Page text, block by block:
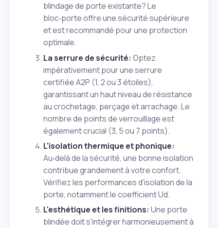
blindage de porte existante? Le
bloc‑porte offre une sécurité supérieure
et est recommandé pour une protection
optimale.
La serrure de sécurité: Optez
impérativement pour une serrure
certifiée A2P (1, 2 ou 3 étoiles),
garantissant un haut niveau de résistance
au crochetage, perçage et arrachage. Le
nombre de points de verrouillage est
également crucial (3, 5 ou 7 points).
L'isolation thermique et phonique:
Au‑delà de la sécurité, une bonne isolation
contribue grandement à votre confort.
Vérifiez les performances d'isolation de la
porte, notamment le coefficient Ud.
L'esthétique et les finitions: Une porte
blindée doit s'intégrer harmonieusement à